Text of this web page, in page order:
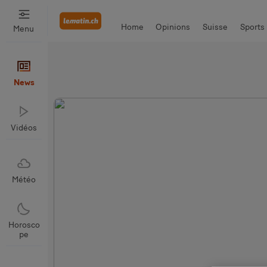
Menu
News
Vidéos
Météo
Horosco
pe
Home Opinions Suisse Sports